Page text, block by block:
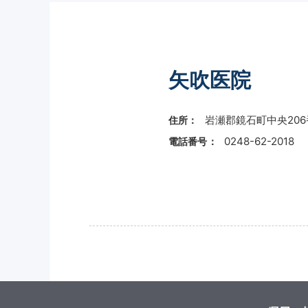
矢吹医院
住所： 岩瀬郡鏡石町中央
電話番号： 0248-62-2018